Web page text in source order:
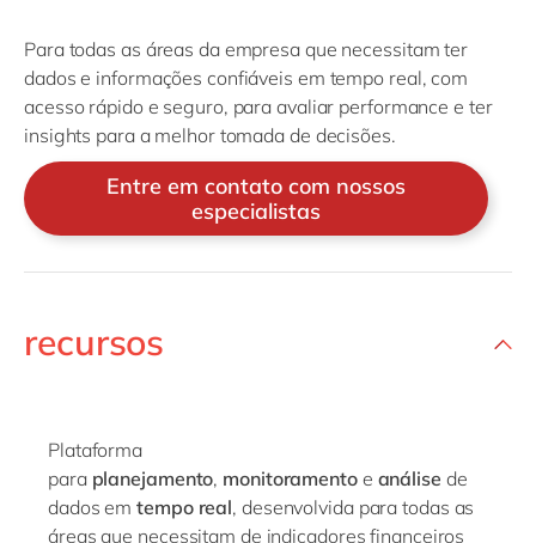
Para todas as áreas da empresa que necessitam ter
dados e informações confiáveis em tempo real, com
acesso rápido e seguro, para avaliar performance e ter
insights para a melhor tomada de decisões.
Entre em contato com nossos
especialistas
recursos
Plataforma
para planejamento, monitoramentoe análise de
dados emtempo real, desenvolvida para todas as
áreas que necessitam de indicadores financeiros